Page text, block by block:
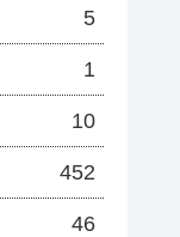
5
1
10
452
46